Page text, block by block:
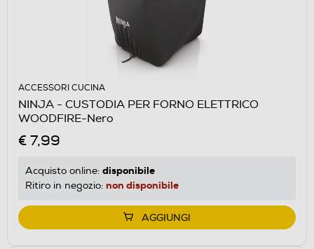
ACCESSORI CUCINA
NINJA - CUSTODIA PER FORNO ELETTRICO
WOODFIRE-Nero
€ 7,99
Acquisto online: disponibile
Ritiro in negozio: non disponibile
AGGIUNGI